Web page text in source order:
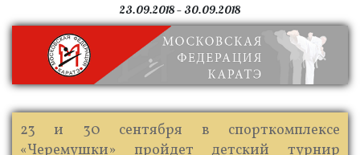
23.09.2018 — 30.09.2018
23 и 30 сентября в спорткомплексе
«Черемушки» пройдет детский турнир